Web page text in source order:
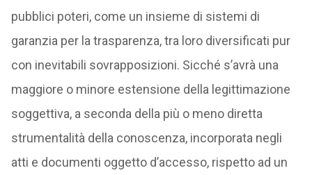
pubblici poteri, come un insieme di sistemi di
garanzia per la trasparenza, tra loro diversificati pur
con inevitabili sovrapposizioni. Sicché s’avrà una
maggiore o minore estensione della legittimazione
soggettiva, a seconda della più o meno diretta
strumentalità della conoscenza, incorporata negli
atti e documenti oggetto d’accesso, rispetto ad un